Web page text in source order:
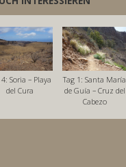
4: Soria – Playa
del Cura
Tag 1: Santa María
de Guía – Cruz del
Cabezo